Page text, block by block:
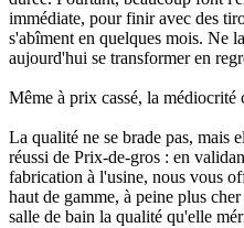
immédiate, pour finir avec des
s'abîment en quelques mois. Ne
aujourd'hui se transformer en
Même à prix cassé, la médiocrité
La qualité ne se brade pas, mais
réussi de Prix-de-gros : en
fabrication à l'usine, nous vous
haut de gamme, à peine plus
salle de bain la qualité qu'elle